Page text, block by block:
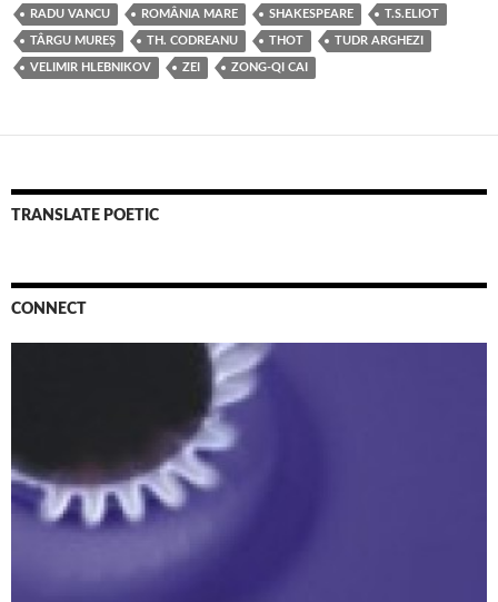
RADU VANCU ROMÂNIA MARE SHAKESPEARE T.S.ELIOT
TÂRGU MUREŞ TH. CODREANU THOT TUDR ARGHEZI
VELIMIR HLEBNIKOV ZEI ZONG-QI CAI
TRANSLATE POETIC
CONNECT